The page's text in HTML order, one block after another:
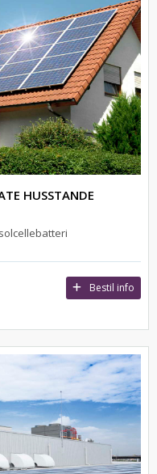
HUSSTANDE
Bestil info